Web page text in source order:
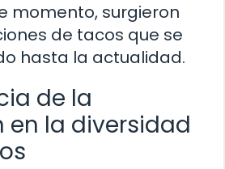
momento, surgieron
de tacos que se
hasta la actualidad.
de la
en la diversidad